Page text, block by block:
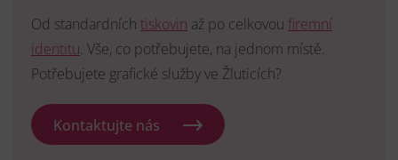
Od standardních tiskovin až po celkovou firemní
identitu. Vše, co potřebujete, na jednom místě.
Potřebujete grafické služby ve Žluticích?
Kontaktujte nás